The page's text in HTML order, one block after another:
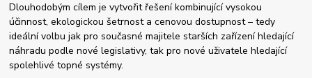
Dlouhodobým cílem je vytvořit řešení kombinující vysokou
účinnost, ekologickou šetrnost a cenovou dostupnost – tedy
ideální volbu jak pro současné majitele starších zařízení hledající
náhradu podle nové legislativy, tak pro nové uživatele hledající
spolehlivé topné systémy.